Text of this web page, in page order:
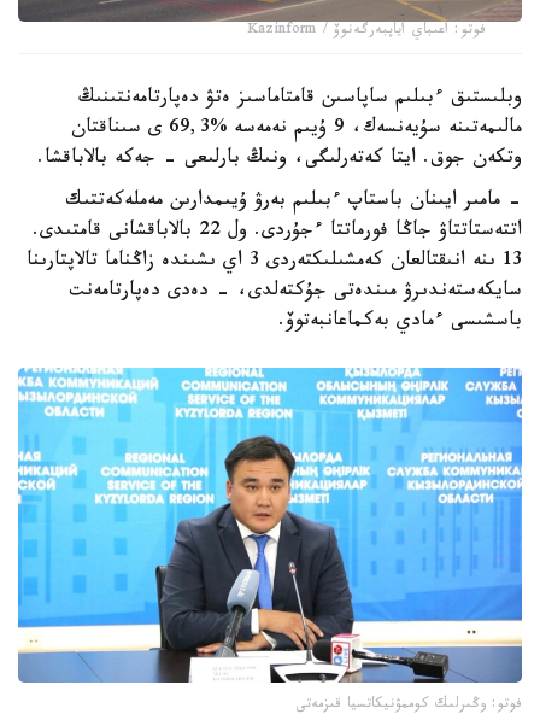
فوتو: اعىباي اياپبەرگەنوۆ / Kazinform
وبلىستىق ءبىلىم ساپاسىن قامتاماسىز ەتۋ دەپارتامەنتىنىڭ
مالىمەتىنە سۇيەنسەك، 9 ۇيىم نەمەسە %69,3 ى سىناقتان
وتكەن جوق. ايتا كەتەرلىگى، ونىڭ بارلىعى - جەكە بالاباقشا.
- مامىر ايىنان باستاپ ءبىلىم بەرۋ ۇيىمدارىن مەملەكەتتىك
اتتەستاتتاۋ جاڭا فورماتتا ءجۇردى. ول 22 بالاباقشانى قامتىدى.
13 ىنە انىقتالعان كەمشىلىكتەردى 3 اي ىشىندە زاڭناما تالاپتارىنا
سايكەستەندىرۋ مىندەتى جۇكتەلدى، - دەدى دەپارتامەنت
باسشىسى ءمادي بەكماعانبەتوۆ.
فوتو: وڭىرلىك كوممۋنيكاتسيا قىزمەتى